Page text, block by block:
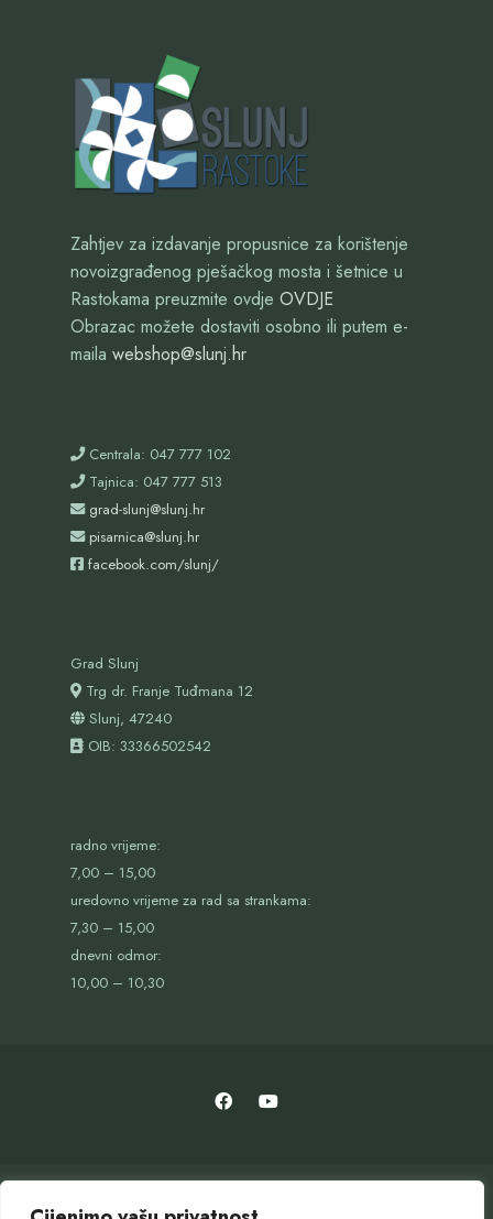
Zahtjev za izdavanje propusnice za korištenje
novoizgrađenog pješačkog mosta i šetnice u
Rastokama preuzmite ovdje OVDJE
Obrazac možete dostaviti osobno ili putem e-
maila webshop@slunj.hr
Centrala: 047 777 102
Tajnica: 047 777 513
grad-slunj@slunj.hr
pisarnica@slunj.hr
facebook.com/slunj/
Grad Slunj
Trg dr. Franje Tuđmana 12
Slunj, 47240
OIB: 33366502542
radno vrijeme:
7,00 – 15,00
uredovno vrijeme za rad sa strankama:
7,30 – 15,00
dnevni odmor:
10,00 – 10,30